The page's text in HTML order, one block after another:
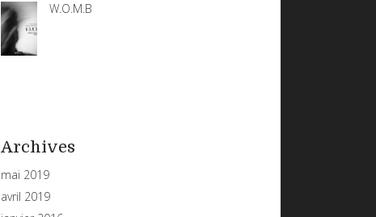
W.O.M.B
Archives
mai 2019
avril 2019